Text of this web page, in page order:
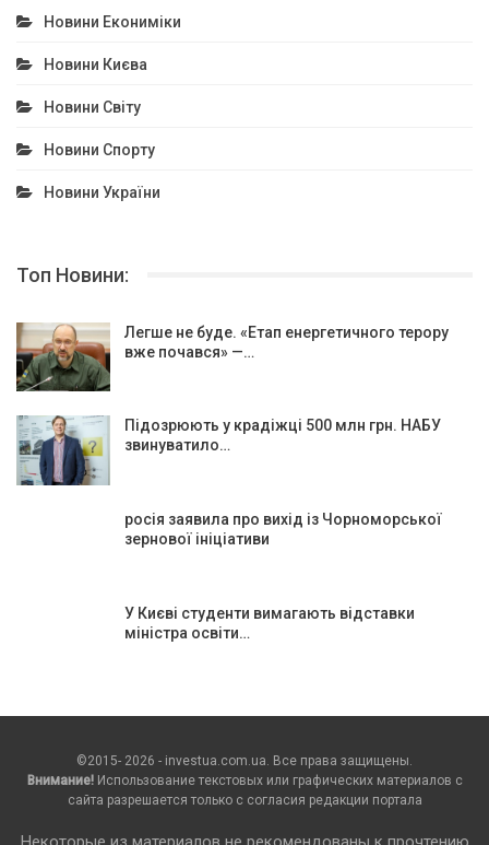
Новини Екониміки
Новини Києва
Новини Світу
Новини Спорту
Новини України
Топ Новини:
Легше не буде. «Етап енергетичного терору
вже почався» —…
Підозрюють у крадіжці 500 млн грн. НАБУ
звинуватило…
росія заявила про вихід із Чорноморської
зернової ініціативи
У Києві студенти вимагають відставки
міністра освіти…
©2015- 2026 - investua.com.ua. Все права защищены.
Внимание!Использование текстовых или графических материалов с
сайта разрешается только c согласия редакции портала